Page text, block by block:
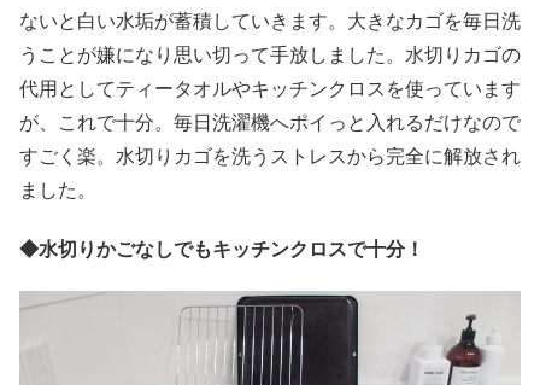
ないと白い水垢が蓄積していきます。大きなカゴを毎日洗
うことが嫌になり思い切って手放しました。水切りカゴの
代用としてティータオルやキッチンクロスを使っています
が、これで十分。毎日洗濯機へポイっと入れるだけなので
すごく楽。水切りカゴを洗うストレスから完全に解放され
ました。
◆水切りかごなしでもキッチンクロスで十分！